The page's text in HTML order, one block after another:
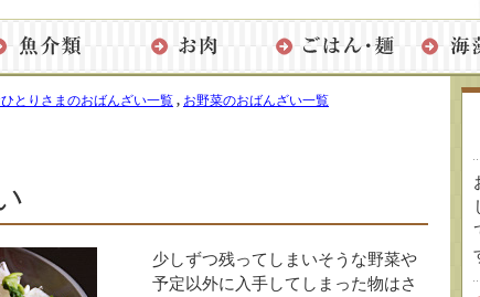
とりさまのおばんざい一覧 , お野菜のおばんざい一覧
少しずつ残ってしまいそうな野菜や
予定以外に入手してしまった物はさ